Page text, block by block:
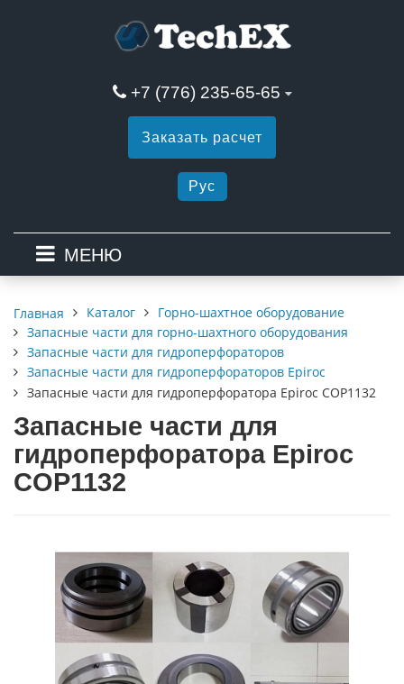
+7 (776) 235-65-65
Заказать расчет
Рус
МЕНЮ
Главная Каталог
Горно-шахтное оборудование
Запасные части для горно-шахтного оборудования
Запасные части для гидроперфораторов
Запасные части для гидроперфораторов Epiroc
Запасные части для гидроперфоратора Epiroc COP1132
Запасные части для
гидроперфоратора Epiroc
COP1132